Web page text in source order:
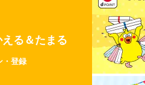
る＆たまる
・登録